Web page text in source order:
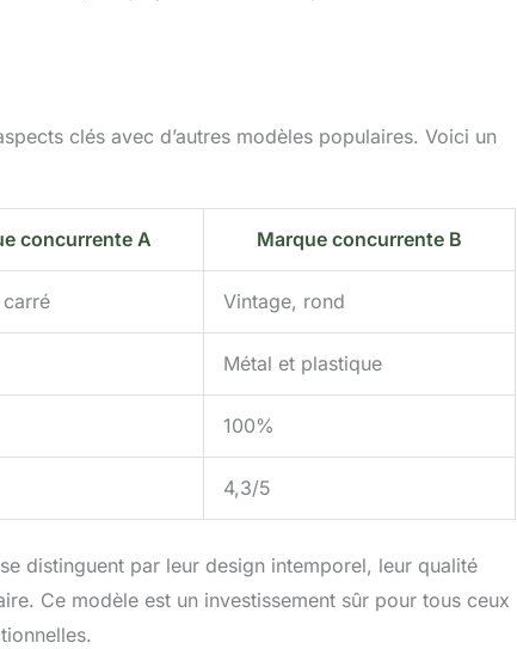
clés avec d’autres modèles populaires. Voici un
concurrente A Marque concurrente B
Vintage, rond
Métal et plastique
100%
4,3/5
distinguent par leur design intemporel, leur qualité
Ce modèle est un investissement sûr pour tous ceux